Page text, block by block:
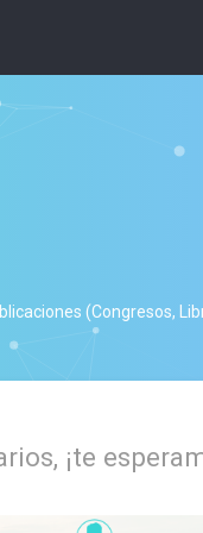
(Congresos,
¡te